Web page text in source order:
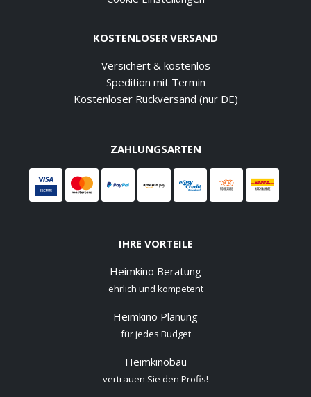
KOSTENLOSER VERSAND
Versichert & kostenlos
Spedition mit Termin
Kostenloser Rückversand (nur DE)
ZAHLUNGSARTEN
IHRE VORTEILE
Heimkino Beratung
ehrlich und kompetent
Heimkino Planung
für jedes Budget
Heimkinobau
vertrauen Sie den Profis!